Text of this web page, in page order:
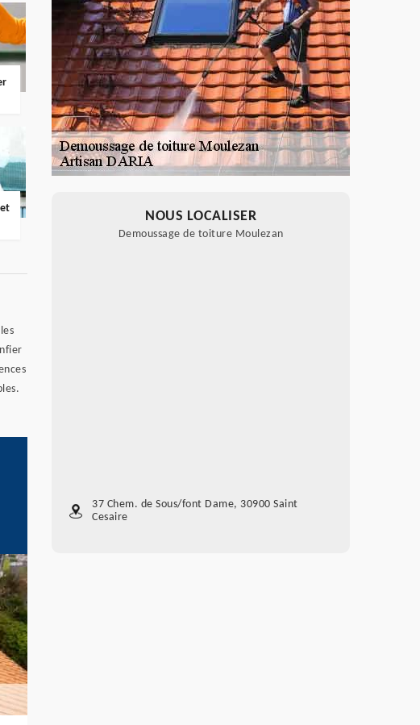
NOUS LOCALISER
Demoussage de toiture Moulezan
37 Chem. de Sous/font Dame, 30900 Saint
Cesaire